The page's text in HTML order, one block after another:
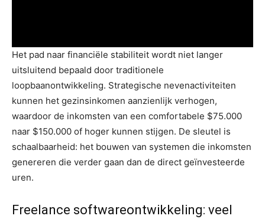
Het pad naar financiële stabiliteit wordt niet langer
uitsluitend bepaald door traditionele
loopbaanontwikkeling. Strategische nevenactiviteiten
kunnen het gezinsinkomen aanzienlijk verhogen,
waardoor de inkomsten van een comfortabele $75.000
naar $150.000 of hoger kunnen stijgen. De sleutel is
schaalbaarheid: het bouwen van systemen die inkomsten
genereren die verder gaan dan de direct geïnvesteerde
uren.
Freelance softwareontwikkeling: veel